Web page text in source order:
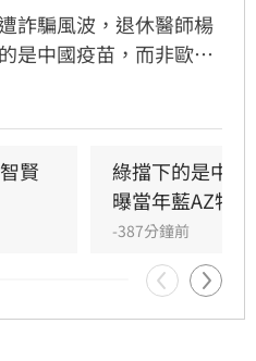
詐騙風波，退休醫師楊
是中國疫苗，而非歐美
萬安則反駁，指出疫情
賢
綠擋下的是中
曝當年藍AZ特
-387分鐘前